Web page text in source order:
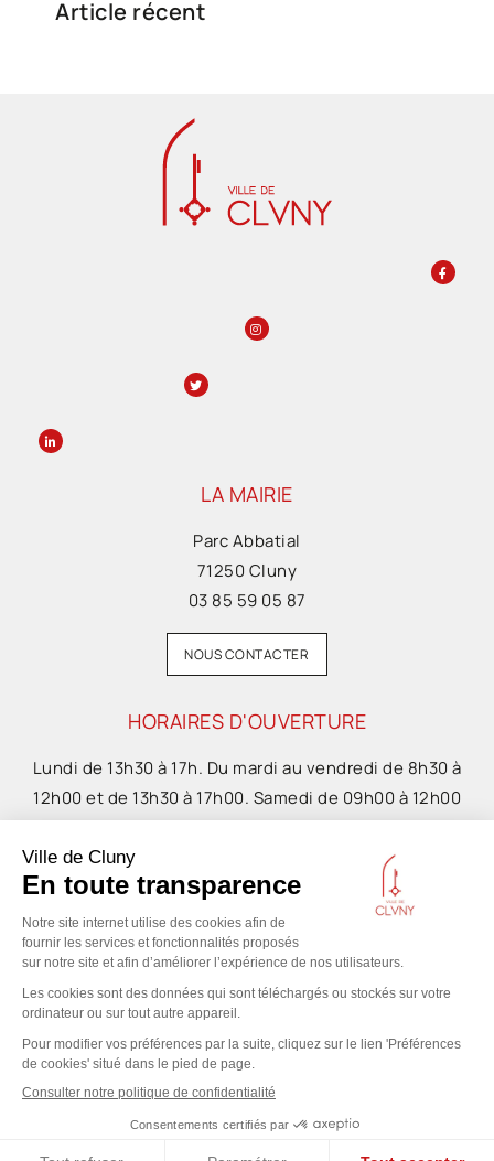
Article récent
LA MAIRIE
Parc Abbatial
71250 Cluny
03 85 59 05 87
NOUS CONTACTER
HORAIRES D'OUVERTURE
Lundi de 13h30 à 17h. Du mardi au vendredi de 8h30 à
12h00 et de 13h30 à 17h00. Samedi de 09h00 à 12h00
© COPYRIGHT 2021 – VILLE DE CLUNY I MENTIONS LÉGALES